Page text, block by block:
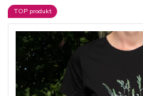
TOP produkt